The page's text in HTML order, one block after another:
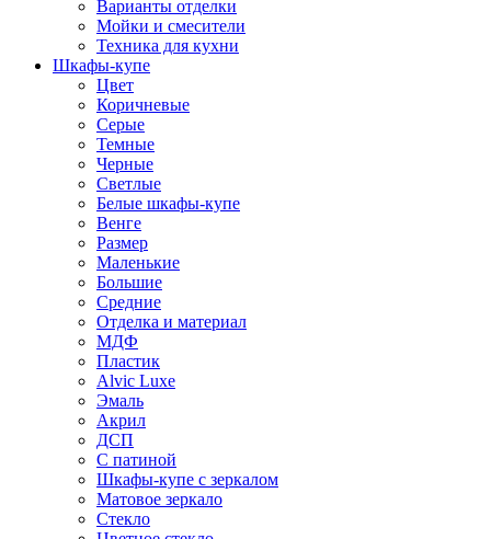
Варианты отделки
Мойки и смесители
Техника для кухни
Шкафы-купе
Цвет
Коричневые
Серые
Темные
Черные
Светлые
Белые шкафы-купе
Венге
Размер
Маленькие
Большие
Средние
Отделка и материал
МДФ
Пластик
Alvic Luxe
Эмаль
Акрил
ДСП
С патиной
Шкафы-купе с зеркалом
Матовое зеркало
Стекло